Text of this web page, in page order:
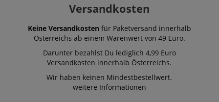
Versandkosten
Keine Versandkosten für Paketversand innerhalb
Österreichs ab einem Warenwert von 49 Euro.
Darunter bezahlst Du lediglich 4,99 Euro
Versandkosten innerhalb Österreichs.
Wir haben keinen Mindestbestellwert.
weitere Informationen